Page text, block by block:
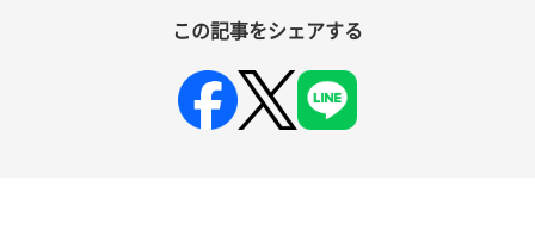
この記事をシェアする